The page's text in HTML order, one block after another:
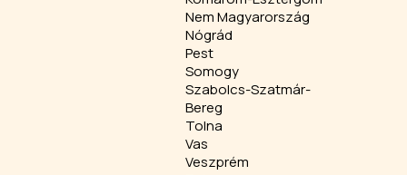
Nem Magyarország
Nógrád
Pest
Somogy
Szabolcs-Szatmár-
Bereg
Tolna
Vas
Veszprém